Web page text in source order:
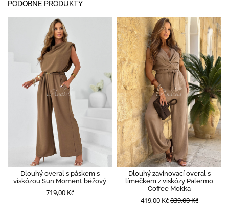
PODOBNÉ PRODUKTY
Dlouhý overal s páskem s
viskózou Sun Moment béžový
719,00 Kč
Dlouhý zavinovací overal s
límečkem z viskózy Palermo
Coffee Mokka
419,00 Kč839,00 Kč